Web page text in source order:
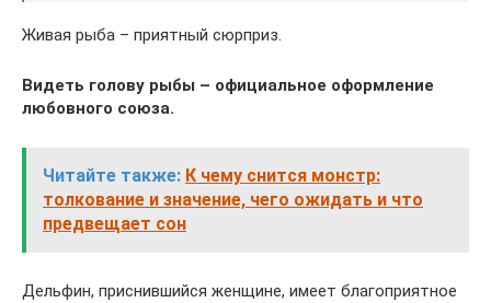
Живая рыба – приятный сюрприз.
Видеть голову рыбы – официальное оформление
любовного союза.
Читайте также: К чему снится монстр:
толкование и значение, чего ожидать и что
предвещает сон
Дельфин, приснившийся женщине, имеет благоприятное